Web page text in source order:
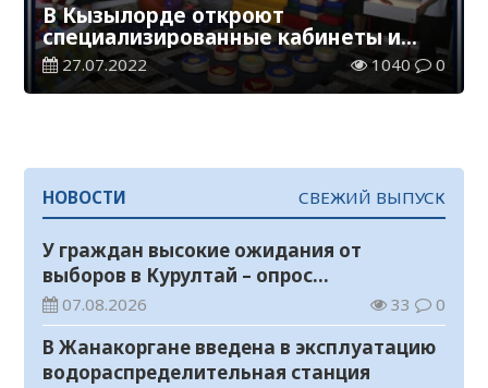
В Кызылорде откроют
специализированные кабинеты и
ресурсные центры для детей
27.07.2022 1040 0
НОВОСТИ СВЕЖИЙ ВЫПУСК
У граждан высокие ожидания от
выборов в Курултай – опрос
общественного мнения
07.08.2026 33 0
В Жанакоргане введена в эксплуатацию
водораспределительная станция